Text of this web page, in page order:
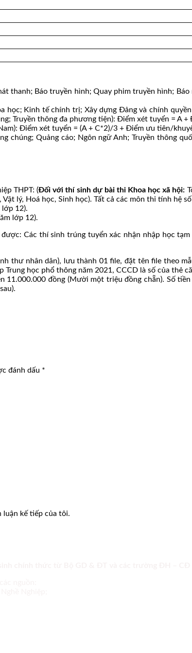
thanh; Báo truyền hình; Quay phim truyền hình;
học; Kinh tế chính trị; Xây dựng Đảng và chính
Truyền thông đa phương tiện): Điểm xét tuyển = A
Điểm xét tuyển = (A + C*2)/3 + Điểm ưu tiên/
chúng; Quảng cáo; Ngôn ngữ Anh; Truyền thông
THPT: (Đối với thí sinh dự bài thi Khoa học xã hội:
Vật lý, Hoá học, Sinh học). Tất cả các môn thi tính hệ
lớp 12).
lớp 12).
được: Các thí sinh trúng tuyển xác nhận nhập học
thư nhân dân), lưu thành 01 file, đặt tên file theo
học phổ thông năm 2021, CCCD là số của thẻ
11.000.000 đồng (Mười một triệu đồng chẵn). Số
đánh dấu *
luận kế tiếp của tôi.